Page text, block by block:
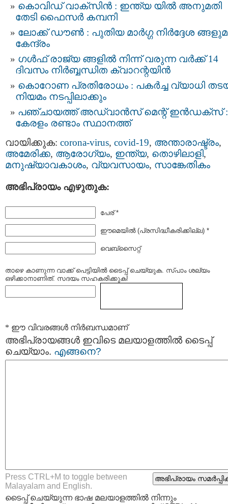
കൊവിഡ് വാക്സിന്‍ : ഇന്ത്യ യില്‍ അനുമതി
തേടി ഫൈസര്‍ കമ്പനി
ലോക്ക് ഡൗണ്‍ : പുതിയ മാര്‍ഗ്ഗ നിര്‍ദ്ദേശ
കേന്ദ്രം
ഗള്‍ഫ് രാജ്യ ങ്ങളില്‍ നിന്ന് വരുന്ന വര്‍ക്ക് 14
ദിവസം നിര്‍ബ്ബന്ധിത ക്വാറന്റയിന്‍
കൊറോണ പ്രതിരോധം : പകര്‍ച്ച വ്യാധി
നിയമം നടപ്പിലാക്കും
പഞ്ചായത്ത് അഡ്വാൻസ് മെന്റ് ഇൻഡക്സ് :
കേരളം രണ്ടാം സ്ഥാനത്ത്
വായിക്കുക: corona-virus, covid-19, അന്താരാഷ്ട്രം,
അമേരിക്ക, ആരോഗ്യം, ഇന്ത്യ, തൊഴിലാളി,
മനുഷ്യാവകാശം, വ്യവസായം, സാങ്കേതികം
അഭിപ്രായം എഴുതുക:
പേര് *
ഈമെയില്‍ (പ്രസിദ്ധീകരിക്കില്ല) *
വെബ്സൈറ്റ്
താഴെ കാണുന്ന വാക്ക് പെട്ടിയില്‍ ടൈപ്പ്‌ ചെയ്യുക. സ്പാം ശല്യം
ഒഴിക്കാനാണിത്. സദയം സഹകരിക്കുക!
* ഈ വിവരങ്ങള്‍ നിര്‍ബന്ധമാണ്
അഭിപ്രായങ്ങള്‍ ഇവിടെ മലയാളത്തില്‍ ടൈപ്പ്
ചെയ്യാം. എങ്ങനെ?
Press CTRL+M to toggle between
Malayalam and English.
ടൈപ്പ്‌ ചെയ്യുന്ന ഭാഷ മലയാളത്തില്‍ നിന്നും